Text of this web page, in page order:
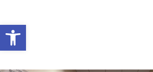
Otwórz pasek